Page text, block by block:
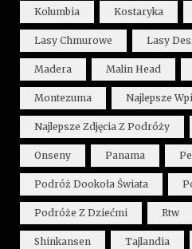
Kolumbia Kostaryka
Lasy Chmurowe Lasy
Madera Malin Head
Montezuma Najlepsze
Najlepsze Zdjęcia Z Podróży
Onseny Panama
Podróż Dookoła Świata
Podróże Z Dziećmi Rtw
Shinkansen Tajlandia